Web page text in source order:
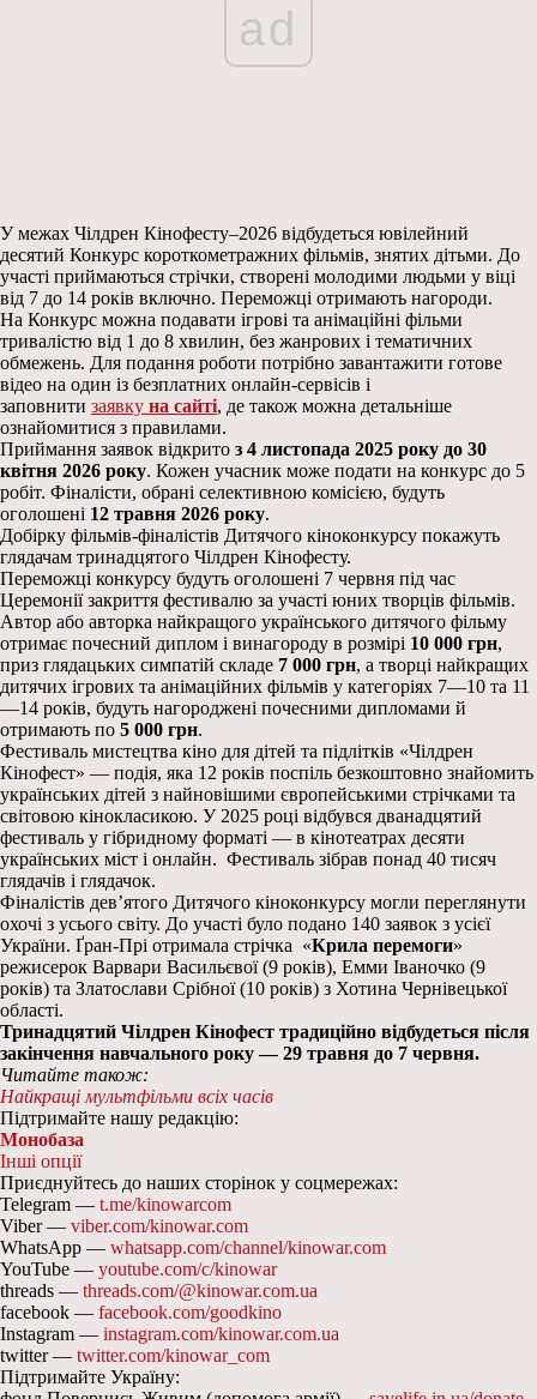
ad
У межах Чілдрен Кінофесту–2026 відбудеться ювілейний
десятий Конкурс короткометражних фільмів, знятих дітьми. До
участі приймаються стрічки, створені молодими людьми у віці
від 7 до 14 років включно. Переможці отримають нагороди.
На Конкурс можна подавати ігрові та анімаційні фільми
тривалістю від 1 до 8 хвилин, без жанрових і тематичних
обмежень. Для подання роботи потрібно завантажити готове
відео на один із безплатних онлайн-сервісів і
заповнити заявку на сайті, де також можна детальніше
ознайомитися з правилами.
Приймання заявок відкрито з 4 листопада 2025 року до 30
квітня 2026 року. Кожен учасник може подати на конкурс до 5
робіт. Фіналісти, обрані селективною комісією, будуть
оголошені 12 травня 2026 року.
Добірку фільмів-фіналістів Дитячого кіноконкурсу покажуть
глядачам тринадцятого Чілдрен Кінофесту.
Переможці конкурсу будуть оголошені 7 червня під час
Церемонії закриття фестивалю за участі юних творців фільмів.
Автор або авторка найкращого українського дитячого фільму
отримає почесний диплом і винагороду в розмірі 10 000 грн,
приз глядацьких симпатій складе 7 000 грн, а творці найкращих
дитячих ігрових та анімаційних фільмів у категоріях 7—10 та 11
—14 років, будуть нагороджені почесними дипломами й
отримають по 5 000 грн.
Фестиваль мистецтва кіно для дітей та підлітків «Чілдрен
Кінофест» — подія, яка 12 років поспіль безкоштовно знайомить
українських дітей з найновішими європейськими стрічками та
світовою кінокласикою. У 2025 році відбувся дванадцятий
фестиваль у гібридному форматі — в кінотеатрах десяти
українських міст і онлайн. Фестиваль зібрав понад 40 тисяч
глядачів і глядачок.
Фіналістів дев’ятого Дитячого кіноконкурсу могли переглянути
охочі з усього світу. До участі було подано 140 заявок з усієї
України. Ґран-Прі отримала стрічка «Крила перемоги»
режисерок Варвари Васильєвої (9 років), Емми Іваночко (9
років) та Златослави Срібної (10 років) з Хотина Чернівецької
області.
Тринадцятий Чілдрен Кінофест традиційно відбудеться після
закінчення навчального року — 29 травня до 7 червня.
Читайте також:
Найкращі мультфільми всіх часів
Підтримайте нашу редакцію:
Монобаза
Інші опції
Приєднуйтесь до наших сторінок у соцмережах:
Telegram — t.me/kinowarcom
Viber — viber.com/kinowar.com
WhatsApp — whatsapp.com/channel/kinowar.com
YouTube — youtube.com/c/kinowar
threads — threads.com/@kinowar.com.ua
facebook — facebook.com/goodkino
Instagram — instagram.com/kinowar.com.ua
twitter — twitter.com/kinowar_com
Підтримайте Україну: